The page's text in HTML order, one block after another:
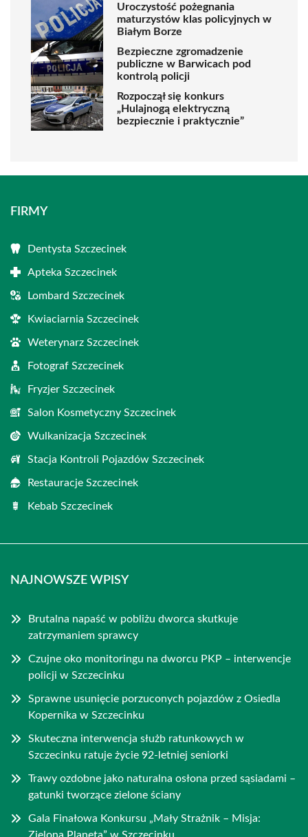
Uroczystość pożegnania
maturzystów klas policyjnych w
Białym Borze
Bezpieczne zgromadzenie
publiczne w Barwicach pod
kontrolą policji
Rozpoczął się konkurs
„Hulajnogą elektryczną
bezpiecznie i praktycznie”
FIRMY
Dentysta Szczecinek
Apteka Szczecinek
Lombard Szczecinek
Kwiaciarnia Szczecinek
Weterynarz Szczecinek
Fotograf Szczecinek
Fryzjer Szczecinek
Salon Kosmetyczny Szczecinek
Wulkanizacja Szczecinek
Stacja Kontroli Pojazdów Szczecinek
Restauracje Szczecinek
Kebab Szczecinek
NAJNOWSZE WPISY
Brutalna napaść w pobliżu dworca skutkuje
zatrzymaniem sprawcy
Czujne oko monitoringu na dworcu PKP – interwencje
policji w Szczecinku
Sprawne usunięcie porzuconych pojazdów z Osiedla
Kopernika w Szczecinku
Skuteczna interwencja służb ratunkowych w
Szczecinku ratuje życie 92-letniej seniorki
Trawy ozdobne jako naturalna osłona przed sąsiadami –
gatunki tworzące zielone ściany
Gala Finałowa Konkursu „Mały Strażnik – Misja: